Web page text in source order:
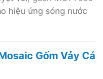
hiệu ứng sóng nước
Gốm Vảy Cá